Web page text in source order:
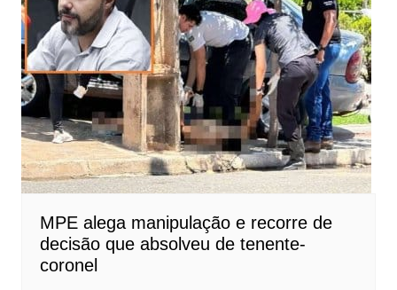
MPE alega manipulação e recorre de
decisão que absolveu de tenente-
coronel